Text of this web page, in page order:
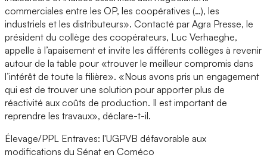
commerciales entre les OP, les coopératives (…), les
industriels et les distributeurs». Contacté par Agra Presse, le
président du collège des coopérateurs, Luc Verhaeghe,
appelle à l’apaisement et invite les différents collèges à revenir
autour de la table pour «trouver le meilleur compromis dans
l’intérêt de toute la filière». «Nous avons pris un engagement
qui est de trouver une solution pour apporter plus de
réactivité aux coûts de production. Il est important de
reprendre les travaux», déclare-t-il.
Élevage/PPL Entraves: l'UGPVB défavorable aux
modifications du Sénat en Coméco